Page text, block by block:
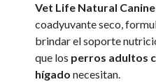
Vet Life Natural
coadyuvante seco,
brindar el soporte
que los perros adultos
hígado necesitan.